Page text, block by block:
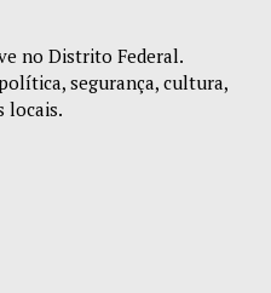
no Distrito Federal.
segurança, cultura,
locais.